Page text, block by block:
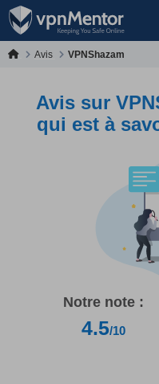
Avis VPNShazam
Avis sur
qui est à
Notre note :
4.5/10